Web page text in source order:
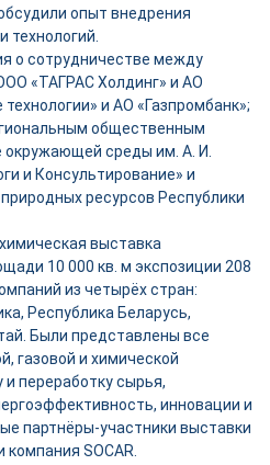
опыт внедрения
технологий.
о сотрудничестве между
«ТАГРАС Холдинг» и АО
и АО «Газпромбанк»;
общественным
среды им. А. И.
и Консультирование» и
ресурсов Республики
выставка
10 000 кв. м экспозиции 208
из четырёх стран:
Республика Беларусь,
Были представлены все
газовой и химической
переработку сырья,
инновации и
партнёры-участники выставки
SOCAR.